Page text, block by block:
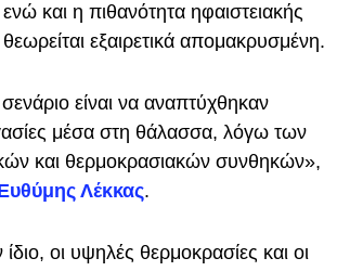
και η πιθανότητα ηφαιστειακής
εξαιρετικά απομακρυσμένη.
είναι να αναπτύχθηκαν
μέσα στη θάλασσα, λόγω των
και θερμοκρασιακών συνθηκών»,
Λέκκας.
οι υψηλές θερμοκρασίες και οι